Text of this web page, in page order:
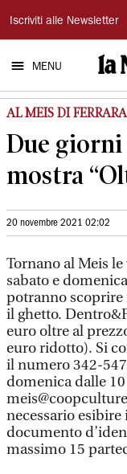
La
Nuova
Ferrara
Iscriviti alle Newsletter
MENU
AL MEIS DI FERRARA
Due giorni
mostra
20 novembre 2021 02:02
Tornano al Meis
sabato e
potranno scoprire
il ghetto.
euro oltre al
euro ridotto). Si
il numero 342-
domenica dalle
necessario
documento
massimo 15